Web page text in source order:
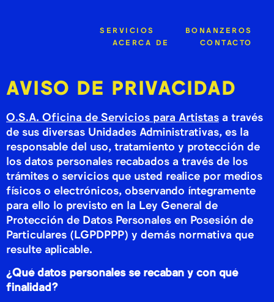
SERVICIOS
BONANZEROS
ACERCA DE
CONTACTO
AVISO DE PRIVACIDAD
O.S.A. Oficina de Servicios para Artistasa través
de sus diversas Unidades Administrativas, es la
responsable del uso, tratamiento y protección de
los datos personales recabados a través de los
trámites o servicios que usted realice por medios
físicos o electrónicos, observando íntegramente
para ello lo previsto en la Ley General de
Protección de Datos Personales en Posesión de
Particulares (LGPDPPP) y demás normativa que
resulte aplicable.
¿Qué datos personales se recaban y con qué
finalidad?